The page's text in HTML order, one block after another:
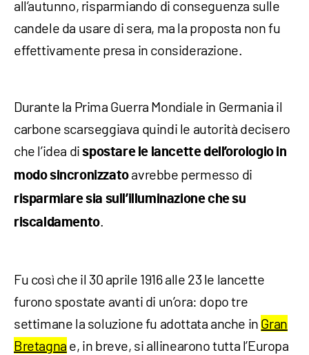
all’autunno, risparmiando di conseguenza sulle
candele da usare di sera, ma la proposta non fu
effettivamente presa in considerazione.
Durante la Prima Guerra Mondiale in Germania il
carbone scarseggiava quindi le autorità decisero
che l’idea dispostare le lancette dell’orologio in
modo sincronizzatoavrebbe permesso di
risparmiare sia sull’illuminazione che su
riscaldamento.
Fu così che il 30 aprile 1916 alle 23 le lancette
furono spostate avanti di un’ora: dopo tre
settimane la soluzione fu adottata anche in Gran
Bretagna e, in breve, si allinearono tutta l’Europa